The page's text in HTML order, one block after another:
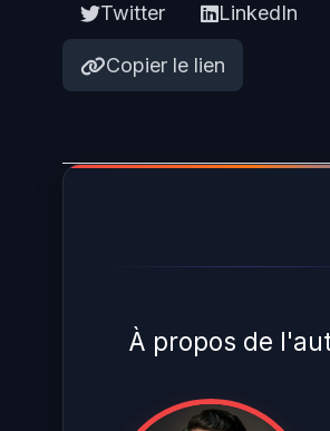
Twitter LinkedIn
Copier le lien
À propos de